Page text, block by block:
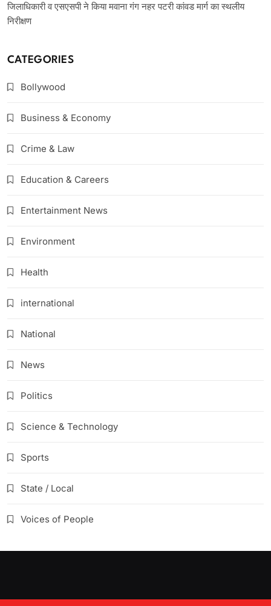
जिलाधिकारी व एसएसपी ने किया मवाना गंग नहर पटरी कांवड मार्ग का स्थलीय
निरीक्षण
CATEGORIES
Bollywood
Business & Economy
Crime & Law
Education & Careers
Entertainment News
Environment
Health
international
National
News
Politics
Science & Technology
Sports
State / Local
Voices of People